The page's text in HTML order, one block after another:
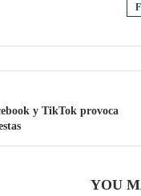
y TikTok provoca
YOU